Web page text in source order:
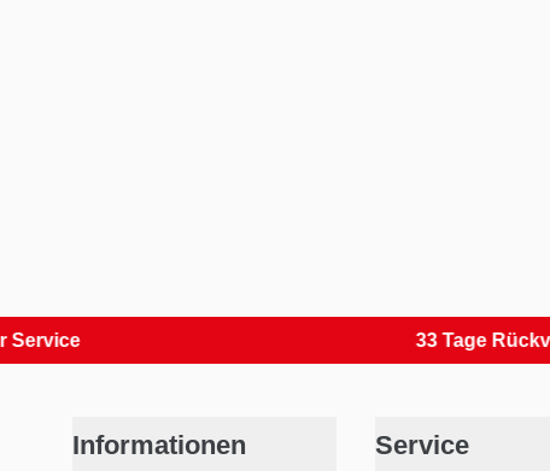
33 Tage Rückversand
Informationen Service